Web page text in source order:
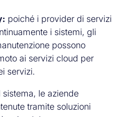
poiché i provider di servizi
i sistemi, gli
possono
ai servizi cloud per
servizi.
le aziende
tramite soluzioni